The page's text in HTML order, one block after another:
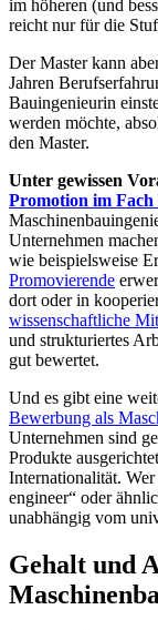
im höheren (und
reicht nur für die
Der Master kann
Jahren
Bauingenieurin
werden möchte,
den Master.
Unter gewissen
Promotion im Fach
Unternehmen
wie beispielsweise
Promovierende
dort oder in
wissenschaftliche
und strukturiertes
gut bewertet.
Und es gibt eine
Bewerbung als
Unternehmen sind
Produkte
Internationalität. Wer
engineer“ oder
unabhängig vom
Gehalt und